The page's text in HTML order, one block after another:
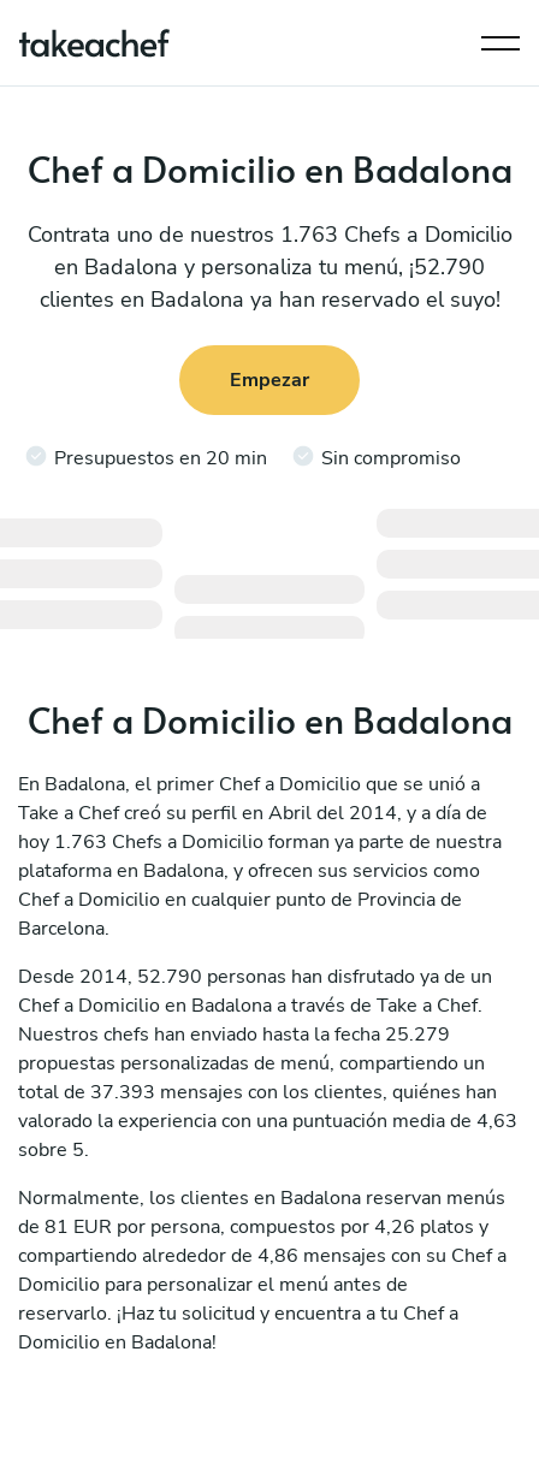
Chef a Domicilio en Badalona
Contrata uno de nuestros 1.763 Chefs a Domicilio
en Badalona y personaliza tu menú, ¡52.790
clientes en Badalona ya han reservado el suyo!
Empezar
Presupuestos en 20 min Sin compromiso
Chef a Domicilio en Badalona
En Badalona, el primer Chef a Domicilio que se unió a
Take a Chef creó su perfil en Abril del 2014, y a día de
hoy 1.763 Chefs a Domicilio forman ya parte de nuestra
plataforma en Badalona, y ofrecen sus servicios como
Chef a Domicilio en cualquier punto de Provincia de
Barcelona.
Desde 2014, 52.790 personas han disfrutado ya de un
Chef a Domicilio en Badalona a través de Take a Chef.
Nuestros chefs han enviado hasta la fecha 25.279
propuestas personalizadas de menú, compartiendo un
total de 37.393 mensajes con los clientes, quiénes han
valorado la experiencia con una puntuación media de 4,63
sobre 5.
Normalmente, los clientes en Badalona reservan menús
de 81 EUR por persona, compuestos por 4,26 platos y
compartiendo alrededor de 4,86 mensajes con su Chef a
Domicilio para personalizar el menú antes de
reservarlo. ¡Haz tu solicitud y encuentra a tu Chef a
Domicilio en Badalona!